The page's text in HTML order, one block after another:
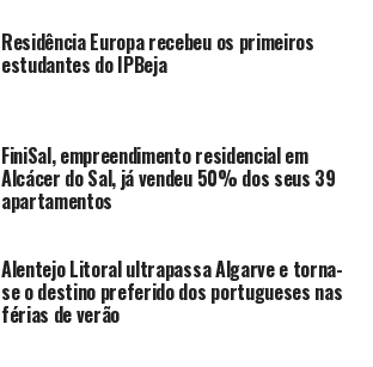
Residência Europa recebeu os primeiros
estudantes do IPBeja
FiniSal, empreendimento residencial em
Alcácer do Sal, já vendeu 50% dos seus 39
apartamentos
Alentejo Litoral ultrapassa Algarve e torna-
se o destino preferido dos portugueses nas
férias de verão